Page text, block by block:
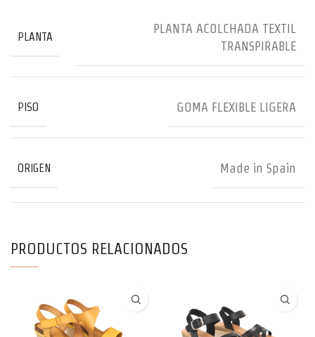
PLANTA
PLANTA ACOLCHADA TEXTIL
TRANSPIRABLE
PISO GOMA FLEXIBLE LIGERA
ORIGEN Made in Spain
PRODUCTOS RELACIONADOS